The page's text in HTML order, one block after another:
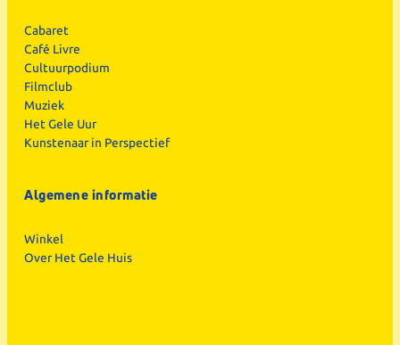
Cabaret
Café Livre
Cultuurpodium
Filmclub
Muziek
Het Gele Uur
Kunstenaar in Perspectief
Algemene informatie
Winkel
Over Het Gele Huis